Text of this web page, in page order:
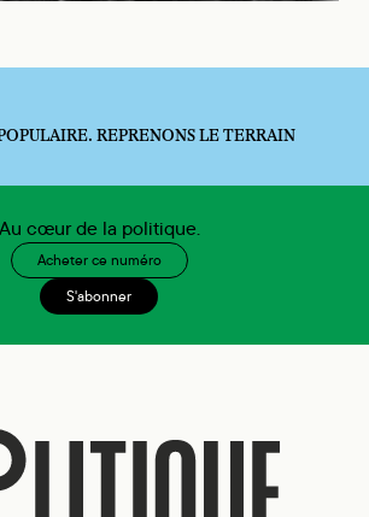
REPRENONS LE TERRAIN
Au cœur de la politique.
Acheter ce numéro
S'abonner